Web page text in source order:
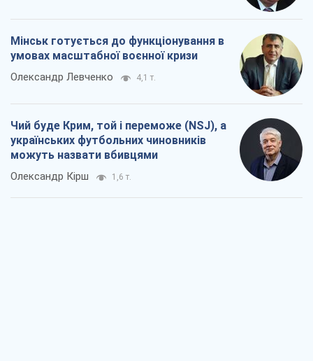
Мінськ готується до функціонування в
умовах масштабної воєнної кризи
Олександр Левченко 4,1 т.
Чий буде Крим, той і переможе (NSJ), а
українських футбольних чиновників
можуть назвати вбивцями
Олександр Кірш 1,6 т.